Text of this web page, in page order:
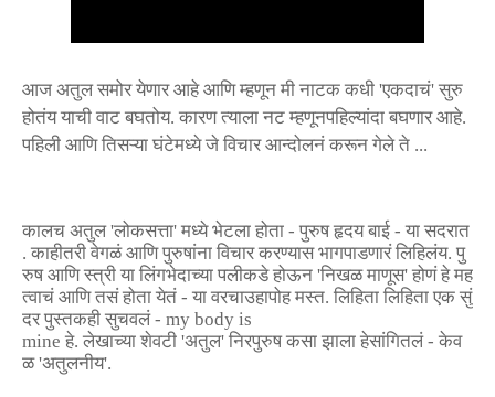
आज अतुल समोर येणार आहे आणि म्हणून मी नाटक कधी 'एकदाचं' सुरु
होतंय याची वाट बघतोय. कारण त्याला नट म्हणूनपहिल्यांदा बघणार आहे.
पहिली आणि तिसऱ्या घंटेमध्ये जे विचार आन्दोलनं करून गेले ते ...
कालच अतुल'लोकसत्ता' मध्ये भेटला होता - पुरुष हृदय बाई - या सदरात
. काहीतरी वेगळं आणि पुरुषांना विचार करण्यास भागपाडणारं लिहिलंय. पु
रुष आणि स्त्री या लिंगभेदाच्या पलीकडे होऊन 'निखळ माणूस' होणं हे मह
त्वाचं आणि तसं होता येतं - या वरचाउहापोह मस्त. लिहिता लिहिता एक सुं
दर पुस्तकही सुचवलं- my body is
mine हे. लेखाच्या शेवटी 'अतुल' निरपुरुष कसा झाला हेसांगितलं- केव
ळ'अतुलनीय'.